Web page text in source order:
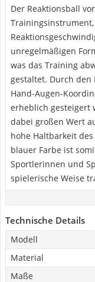
Der Reaktionsball
unregelmäßigen
was das Training
gestaltet. Durch den
Hand-Augen-
erheblich gesteigert
dabei großen Wert
hohe Haltbarkeit
blauer Farbe ist
Sportlerinnen und
spielerische Weise
Technische Details
Modell
Material
Maße